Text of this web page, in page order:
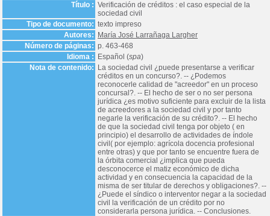
Título : Verificación de créditos : el caso especial de la
sociedad civil
Tipo de documento: texto impreso
Autores:
María José Larrañaga Largher
Número de páginas: p. 463-468
Idioma :
Español (spa)
Nota de contenido:
La sociedad civil ¿puede presentarse a verificar
créditos en un concurso?. -- ¿Podemos
reconocerle calidad de "acreedor" en un proceso
concursal?. -- El hecho de ser o no ser persona
jurídica ¿es motivo suficiente para excluir de la lista
de acreedores a la sociedad civil y por tanto
negarle la verificación de su crédito?. -- El hecho
de que la sociedad civil tenga por objeto ( en
principio) el desarrollo de actividades de índole
civil( por ejemplo: agrícola docencia profesional
entre otras) y que por tanto se encuentre fuera de
la órbita comercial ¿implica que pueda
desconocerce el matiz económico de dicha
actividad y en consecuencia la capacidad de la
misma de ser titular de derechos y obligaciones?. --
¿Puede el síndico o interventor negar a la sociedad
civil la verificación de un crédito por no
considerarla persona jurídica. -- Conclusiones.